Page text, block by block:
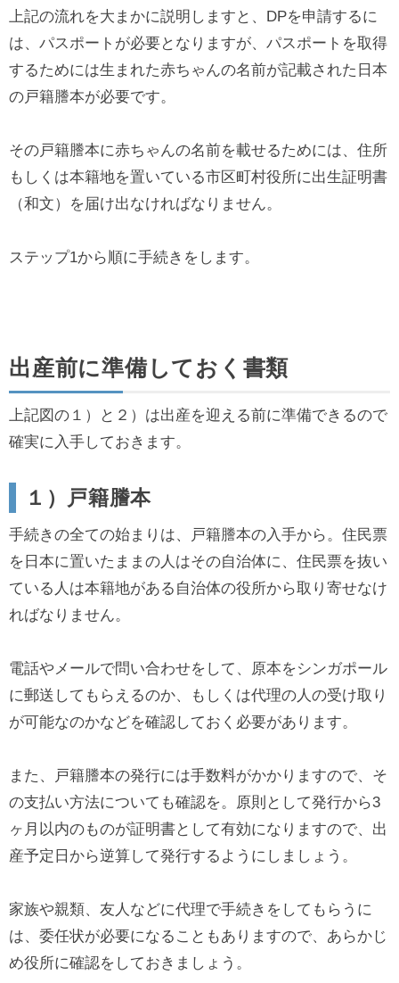
上記の流れを大まかに説明しますと、DPを申請するに
は、パスポートが必要となりますが、パスポートを取得
するためには生まれた赤ちゃんの名前が記載された日本
の戸籍謄本が必要です。
その戸籍謄本に赤ちゃんの名前を載せるためには、住所
もしくは本籍地を置いている市区町村役所に出生証明書
（和文）を届け出なければなりません。
ステップ1から順に手続きをします。
出産前に準備しておく書類
上記図の１）と２）は出産を迎える前に準備できるので
確実に入手しておきます。
１）戸籍謄本
手続きの全ての始まりは、戸籍謄本の入手から。住民票
を日本に置いたままの人はその自治体に、住民票を抜い
ている人は本籍地がある自治体の役所から取り寄せなけ
ればなりません。
電話やメールで問い合わせをして、原本をシンガポール
に郵送してもらえるのか、もしくは代理の人の受け取り
が可能なのかなどを確認しておく必要があります。
また、戸籍謄本の発行には手数料がかかりますので、そ
の支払い方法についても確認を。原則として発行から3
ヶ月以内のものが証明書として有効になりますので、出
産予定日から逆算して発行するようにしましょう。
家族や親類、友人などに代理で手続きをしてもらうに
は、委任状が必要になることもありますので、あらかじ
め役所に確認をしておきましょう。